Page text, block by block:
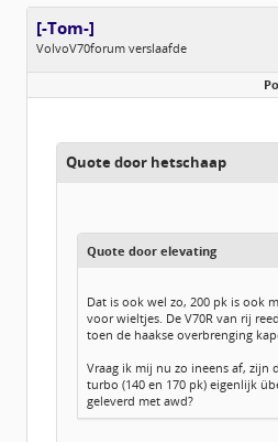
[-Tom-]
VolvoV70forum verslaafde
Geslacht:
Leeftijd:
39
Geregistreerd: 10 / 2013
Quote door hetschaap
Quote door elevating
Dat is ook wel zo, 200 pk is ook
voor wieltjes. De V70R van rij
toen de haakse overbrenging
Vraag ik mij nu zo ineens af, zijn
turbo (140 en 170 pk) eigenlijk
geleverd met awd?